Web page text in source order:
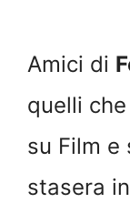
Amici di
quelli
su Film e
stasera